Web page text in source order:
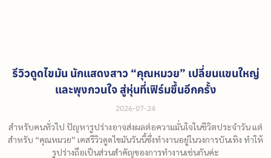
รีวิวดูดไขมัน นักแสดงสาว “คุณหมวย” เปลี่ยนแขนใหญ่
และพุงกวนใจ สู่หุ่นที่เฟิร์มขึ้นอีกครั้ง
2026-07-24
สำหรับคนทั่วไป ปัญหารูปร่างอาจส่งผลต่อความมั่นใจในชีวิตประจำวัน แต่
สำหรับ “คุณหมวย” เคสรีวิวดูดไขมันวันนี้ซึ่งทำงานอยู่ในวงการบันเทิง ทำให้
รูปร่างถือเป็นส่วนสำคัญของการทำงานเช่นกันค่ะ